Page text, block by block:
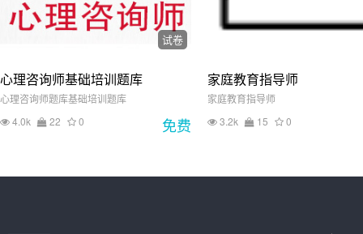
试卷
心理咨询师基础培训题库
心理咨询师题库基础培训题库
4.0k
22 0 免费
家庭教育指导师
家庭教育指导师
3.2k
15 0